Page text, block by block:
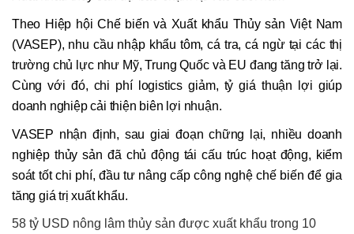
Theo Hiệp hội Chế biến và Xuất khẩu Thủy sản Việt Nam
(VASEP), nhu cầu nhập khẩu tôm, cá tra, cá ngừ tại các thị
trường chủ lực như Mỹ, Trung Quốc và EU đang tăng trở lại.
Cùng với đó, chi phí logistics giảm, tỷ giá thuận lợi giúp
doanh nghiệp cải thiện biên lợi nhuận.
VASEP nhận định, sau giai đoạn chững lại, nhiều doanh
nghiệp thủy sản đã chủ động tái cấu trúc hoạt động, kiểm
soát tốt chi phí, đầu tư nâng cấp công nghệ chế biến để gia
tăng giá trị xuất khẩu.
58 tỷ USD nông lâm thủy sản được xuất khẩu trong 10